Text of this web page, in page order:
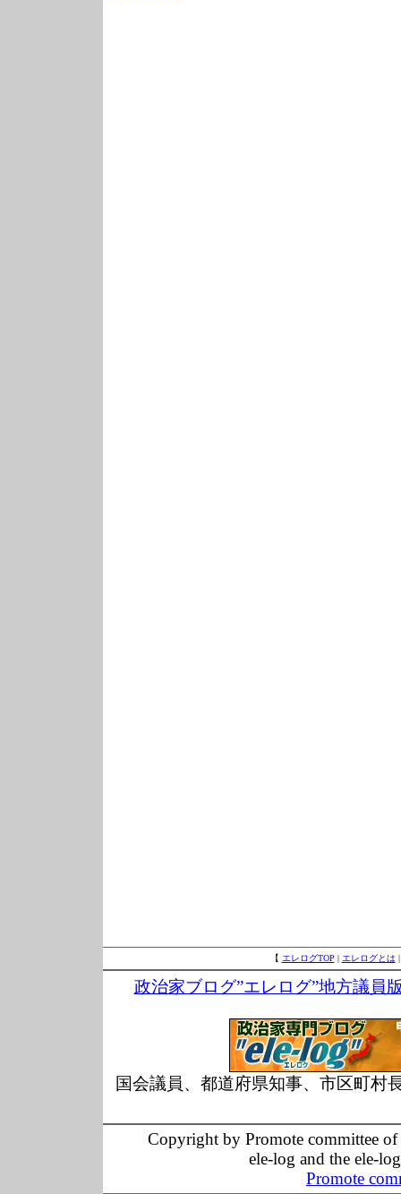
【 エレログTOP | エレログとは
政治家ブログ”エレログ”地方議員
国会議員、都道府県知事、市区町村
Copyright by Promote committee
ele-log and the ele-
Promote